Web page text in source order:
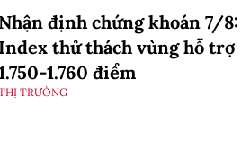
định chứng khoán 7/
Index thử thách vùng hỗ trợ
1.760 điểm
TRƯỜNG